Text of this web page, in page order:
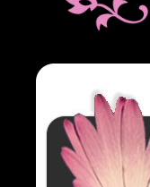
Warning: include() [
Warning
Warning
:
Warning :